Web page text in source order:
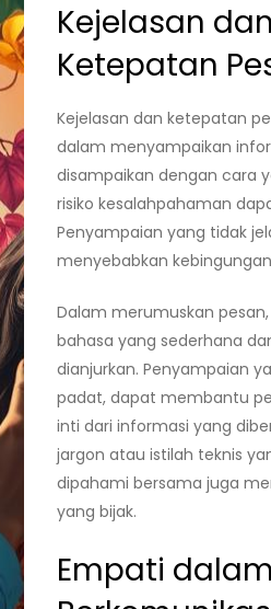
Kejelasan dan
Ketepatan
Kejelasan dan ketepatan
dalam menyampaikan
disampaikan dengan cara
risiko kesalahpahaman
Penyampaian yang tidak
menyebabkan
Dalam merumuskan
bahasa yang sederhana
dianjurkan. Penyampaian
padat, dapat membantu
inti dari informasi yang
jargon atau istilah teknis
dipahami bersama juga
yang bijak.
Empati dalam